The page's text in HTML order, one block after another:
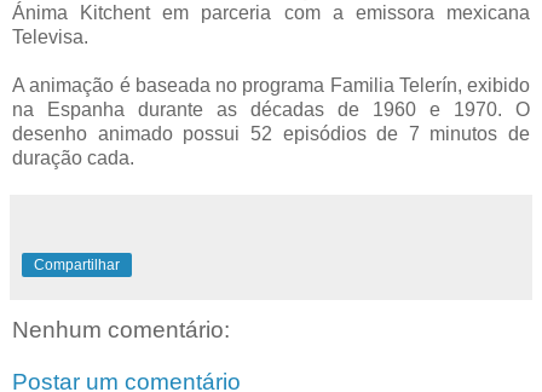
Ánima Kitchent em parceria com a emissora mexicana
Televisa.
A animação é baseada no programa Familia Telerín, exibido
na Espanha durante as décadas de 1960 e 1970. O
desenho animado possui 52 episódios de 7 minutos de
duração cada.
Compartilhar
Nenhum comentário:
Postar um comentário